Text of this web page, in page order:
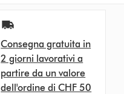
Consegna gratuita in
2 giorni lavorativi a
partire da un valore
dell'ordine di CHF 50